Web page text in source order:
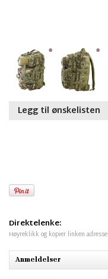
Legg til ønskelisten
Direktelenke:
Høyreklikk og kopier linken adresse
Anmeldelser